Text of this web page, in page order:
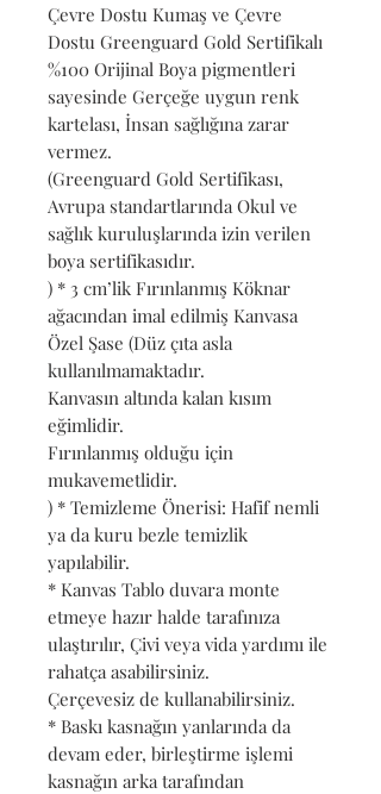
Çevre Dostu Kumaş ve Çevre
Dostu Greenguard Gold Sertifikalı
%100 Orijinal Boya pigmentleri
sayesinde Gerçeğe uygun renk
kartelası, İnsan sağlığına zarar
vermez.
(Greenguard Gold Sertifikası,
Avrupa standartlarında Okul ve
sağlık kuruluşlarında izin verilen
boya sertifikasıdır.
) * 3 cm’lik Fırınlanmış Köknar
ağacından imal edilmiş Kanvasa
Özel Şase (Düz çıta asla
kullanılmamaktadır.
Kanvasın altında kalan kısım
eğimlidir.
Fırınlanmış olduğu için
mukavemetlidir.
) * Temizleme Önerisi: Hafif nemli
ya da kuru bezle temizlik
yapılabilir.
* Kanvas Tablo duvara monte
etmeye hazır halde tarafınıza
ulaştırılır, Çivi veya vida yardımı ile
rahatça asabilirsiniz.
Çerçevesiz de kullanabilirsiniz.
* Baskı kasnağın yanlarında da
devam eder, birleştirme işlemi
kasnağın arka tarafından